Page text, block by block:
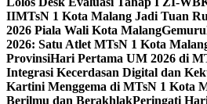
IIMTsN 1 Kota Malang Jadi Tuan
2026 Piala Wali Kota Malang
2026: Satu Atlet MTsN 1 Kota
ProvinsiHari Pertama UM 2026 di
Integrasi Kecerdasan Digital dan
Kartini Menggema di MTsN 1 Kota
Berilmu dan BerakhlakPeringati